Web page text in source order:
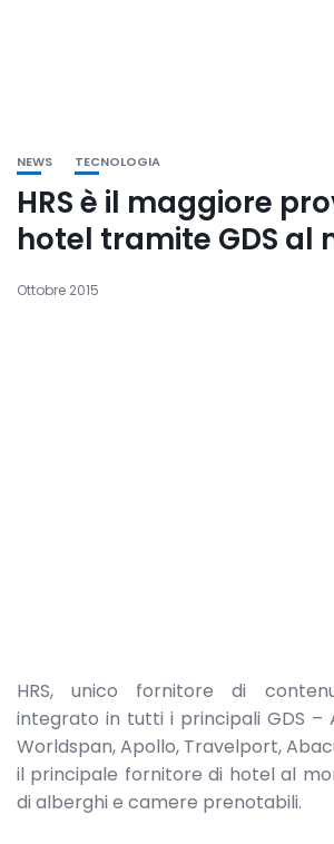
NEWS TECNOLOGIA
HRS è il maggiore
hotel tramite GDS al
Ottobre 2015
HRS, unico fornitore di
integrato in tutti i principali GDS –
Worldspan, Apollo, Travelport,
il principale fornitore di hotel al
di alberghi e camere prenotabili.